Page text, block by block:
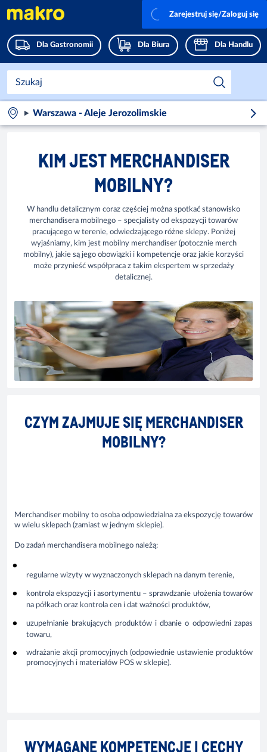
Dla Gastronomii Dla Biura Dla Handlu
Zarejestruj się/Zaloguj się
Warszawa - Aleje Jerozolimskie
KIM JEST MERCHANDISER
MOBILNY?
W handlu detalicznym coraz częściej można spotkać stanowisko
merchandisera mobilnego – specjalisty od ekspozycji towarów
pracującego w terenie, odwiedzającego różne sklepy. Poniżej
wyjaśniamy, kim jest mobilny merchandiser (potocznie merch
mobilny), jakie są jego obowiązki i kompetencje oraz jakie korzyści
może przynieść współpraca z takim ekspertem w sprzedaży
detalicznej.
CZYM ZAJMUJE SIĘ MERCHANDISER
MOBILNY?
Merchandiser mobilny to osoba odpowiedzialna za ekspozycję towarów
w wielu sklepach (zamiast w jednym sklepie).
Do zadań merchandisera mobilnego należą:
regularne wizyty w wyznaczonych sklepach na danym terenie,
kontrola ekspozycji i asortymentu – sprawdzanie ułożenia towarów
na półkach oraz kontrola cen i dat ważności produktów,
uzupełnianie brakujących produktów i dbanie o odpowiedni zapas
towaru,
wdrażanie akcji promocyjnych (odpowiednie ustawienie produktów
promocyjnych i materiałów POS w sklepie).
WYMAGANE KOMPETENCJE I CECHY